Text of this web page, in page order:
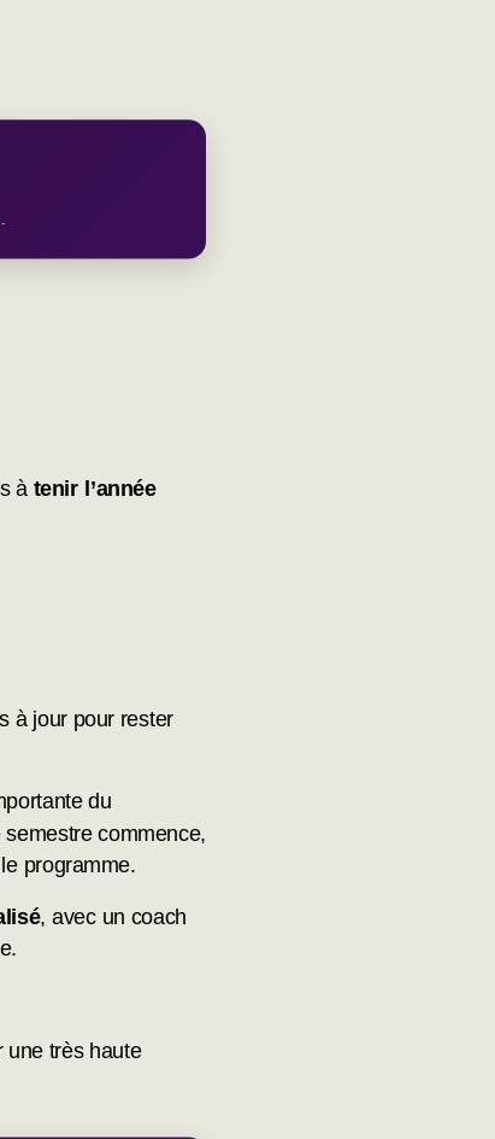
à tenir l’année
à jour pour rester
du
commence,
programme.
, avec un coach
une très haute